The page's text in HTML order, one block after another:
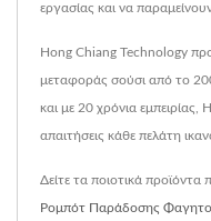
εργασίας και να
Hong Chiang Technology
μεταφοράς σούσι από το
και με 20 χρόνια εμπειρίας,
απαιτήσεις κάθε πελάτη
Δείτε τα ποιοτικά
Ρομπότ Παράδοσης